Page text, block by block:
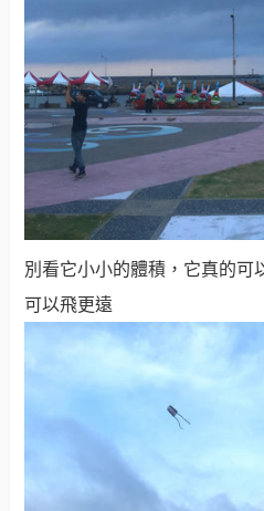
別看它小小的體積，它真的可
可以飛更遠